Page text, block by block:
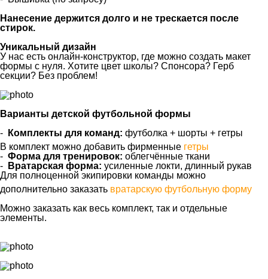
Нанесение держится долго и не трескается после
стирок.
Уникальный дизайн
У нас есть онлайн-конструктор, где можно создать макет
формы с нуля. Хотите цвет школы? Спонсора? Герб
секции? Без проблем!
Варианты детской футбольной формы
-
Комплекты для команд: футболка + шорты + гетры
В комплект можно добавить фирменные гетры
- Форма для тренировок: облегчённые ткани
-
Вратарская форма: усиленные локти, длинный рукав
Для полноценной экипировки команды можно
дополнительно заказать вратарскую футбольную форму
Можно заказать как весь комплект, так и отдельные
элементы.